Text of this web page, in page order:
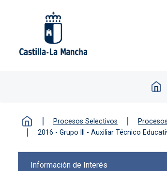
Procesos Selectivos
2016 - Grupo III - Auxiliar Técnico
Menú lateral
Información de Interés